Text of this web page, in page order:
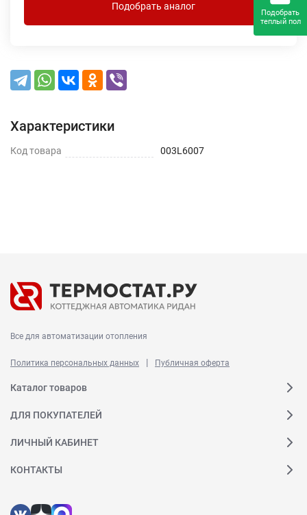
Подобрать аналог
Характеристики
Код товара 003L6007
Все для автоматизации отопления
Политика персональных данных | Публичная оферта
Каталог товаров
ДЛЯ ПОКУПАТЕЛЕЙ
ЛИЧНЫЙ КАБИНЕТ
КОНТАКТЫ
Подобрать
теплый пол